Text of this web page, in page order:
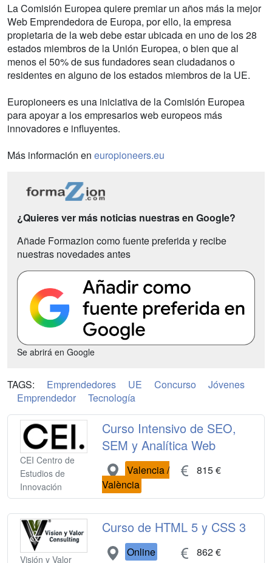
La Comisión Europea quiere premiar un años más la mejor
Web Emprendedora de Europa, por ello, la empresa
propietaria de la web debe estar ubicada en uno de los 28
estados miembros de la Unión Europea, o bien que al
menos el 50% de sus fundadores sean ciudadanos o
residentes en alguno de los estados miembros de la UE.
Europioneers es una iniciativa de la Comisión Europea
para apoyar a los empresarios web europeos más
innovadores e influyentes.
Más información en europioneers.eu
¿Quieres ver más noticias nuestras en Google?
Añade Formazion como fuente preferida y recibe
nuestras novedades antes
Se abrirá en Google
TAGS: Emprendedores UE Concurso
Jóvenes
Emprendedor
Tecnología
CEI Centro de
Estudios de
Innovación
Curso Intensivo de SEO,
SEM y Analítica Web
Valencia /
València
815 €
Visión y Valor
Curso de HTML 5 y CSS 3
Online 862 €